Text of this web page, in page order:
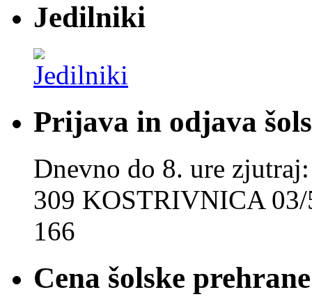
Jedilniki
Prijava in odjava
Dnevno do 8. ure
309 KOSTRIVNICA
166
Cena šolske prehrane